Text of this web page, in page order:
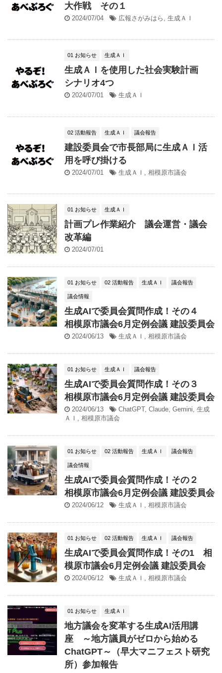
大作戦 その１
2024/07/04 広報さがみはら 生成ＡＩ
01 お知らせ 生成ＡＩ
生成ＡＩを使用した社会実験計画
シナリオ4つ
2024/07/01 生成ＡＩ
02 活動報告 生成ＡＩ 議会報告
建設委員会で市長部局に生成ＡＩ活
用を呼び掛ける
2024/07/01 生成ＡＩ 相模原市議会
01 お知らせ 生成ＡＩ
計画プレ作業紹介 議会運営・議会
改革編
2024/07/01
01 お知らせ 02 活動報告 生成ＡＩ 議会報告
議会情報
生成AIで委員会質問作成！その４
相模原市議会6月定例会議 建設委員会
2024/06/13 生成ＡＩ , 相模原市議会
01 お知らせ 生成ＡＩ 議会報告
生成AIで委員会質問作成！その３
相模原市議会6月定例会議 建設委員会
2024/06/13 ChatGPT, Claude, Gemini, 生成
ＡＩ , 相模原市議会
01 お知らせ 02 活動報告 生成ＡＩ 議会報告
議会情報
生成AIで委員会質問作成！その２
相模原市議会6月定例会議 建設委員会
2024/06/12 生成ＡＩ , 相模原市議会
01 お知らせ 02 活動報告 生成ＡＩ 議会報告
生成AIで委員会質問作成！その1 相
模原市議会6月定例会議 建設委員会
2024/06/12 生成ＡＩ , 相模原市議会
01 お知らせ 生成ＡＩ
地方議会を変革する生成AI活用講
座 ～地方議員がゼロから始める
ChatGPT～（早大マニフェスト研究
所）参加報告